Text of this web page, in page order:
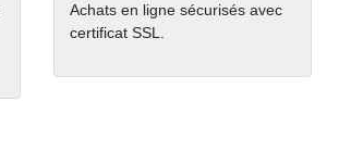
Achats en ligne sécurisés avec
certificat SSL.